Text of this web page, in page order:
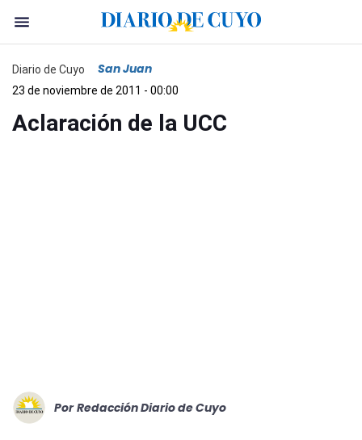
Diario de Cuyo San Juan
23 de noviembre de 2011 - 00:00
Aclaración de la UCC
Por Redacción Diario de Cuyo